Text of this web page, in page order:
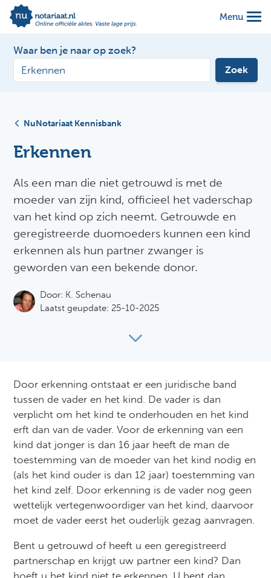
Menu
Waar ben je naar op zoek?
Zoek
NuNotariaat Kennisbank
Erkennen
Als een man die niet getrouwd is met de
moeder van zijn kind, officieel het vaderschap
van het kind op zich neemt. Getrouwde en
geregistreerde duomoeders kunnen een kind
erkennen als hun partner zwanger is
geworden van een bekende donor.
Door: K. Schenau
Laatst geupdate: 25-10-2025
Door erkenning ontstaat er een juridische band
tussen de vader en het kind. De vader is dan
verplicht om het kind te onderhouden en het kind
erft dan van de vader. Voor de erkenning van een
kind dat jonger is dan 16 jaar heeft de man de
toestemming van de moeder van het kind nodig en
(als het kind ouder is dan 12 jaar) toestemming van
het kind zelf. Door erkenning is de vader nog geen
wettelijk vertegenwoordiger van het kind, daarvoor
moet de vader eerst het ouderlijk gezag aanvragen.
Bent u getrouwd of heeft u een geregistreerd
partnerschap en krijgt uw partner een kind? Dan
hoeft u het kind niet te erkennen. U bent dan